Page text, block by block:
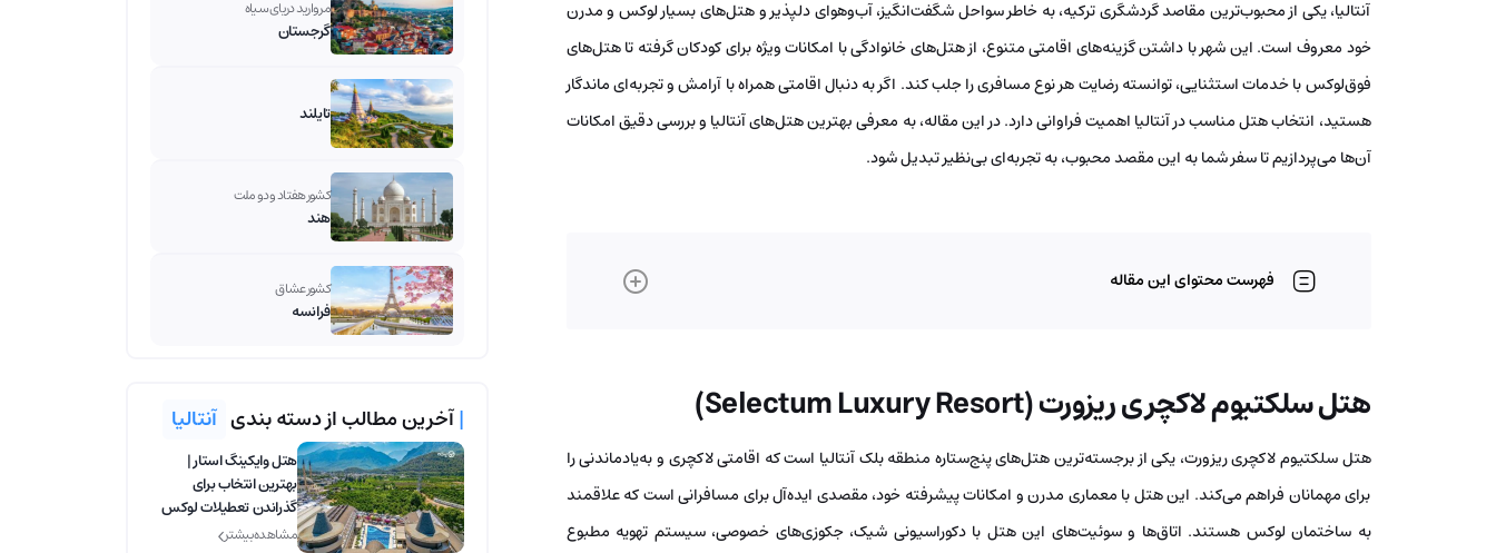
آنتالیا، یکی از محبوب‌ترین مقاصد گردشگری ترکیه، به خاطر سواحل شگفت‌انگیز، آب‌وهوای دلپذیر و هتل‌های بسیار لوکس و مدرن
خود معروف است. این شهر با داشتن گزینه‌های اقامتی متنوع، از هتل‌های خانوادگی با امکانات ویژه برای کودکان گرفته تا هتل‌های
فوق‌لوکس با خدمات استثنایی، توانسته رضایت هر نوع مسافری را جلب کند. اگر به دنبال اقامتی همراه با آرامش و تجربه‌ای ماندگار
هستید، انتخاب هتل مناسب در آنتالیا اهمیت فراوانی دارد. در این مقاله، به معرفی بهترین هتل‌های آنتالیا و بررسی دقیق امکانات
آن‌ها می‌پردازیم تا سفر شما به این مقصد محبوب، به تجربه‌ای بی‌نظیر تبدیل شود.
فهرست محتوای این مقاله
هتل سلکتیوم لاکچری ریزورت (Selectum Luxury Resort)
هتل سلکتیوم لاکچری ریزورت، یکی از برجسته‌ترین هتل‌های پنج‌ستاره منطقه بلک آنتالیا است که اقامتی لاکچری و به‌یادماندنی را
برای مهمانان فراهم می‌کند. این هتل با معماری مدرن و امکانات پیشرفته خود، مقصدی ایده‌آل برای مسافرانی است که علاقمند
به ساختمان لوکس هستند. اتاق‌ها و سوئیت‌های این هتل با دکوراسیونی شیک، جکوزی‌های خصوصی، سیستم تهویه مطبوع
مروارید دریای سیاه
گرجستان
تایلند
کشور هفتاد و دو ملت
هند
کشور عشاق
فرانسه
|آخرین مطالب از دسته بندی آنتالیا
هتل وایکینگ استار |
بهترین انتخاب برای
گذراندن تعطیلات لوکس
مشاهده بیشتر